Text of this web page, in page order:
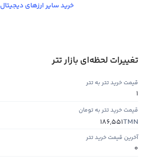
خرید سایر ارزهای دیجیتال
تغییرات لحظه‌ای بازار تتر
قیمت خرید تتر به تتر
1
قیمت خرید تتر به تومان
TMN
186,551
آخرین قیمت خرید تتر
0